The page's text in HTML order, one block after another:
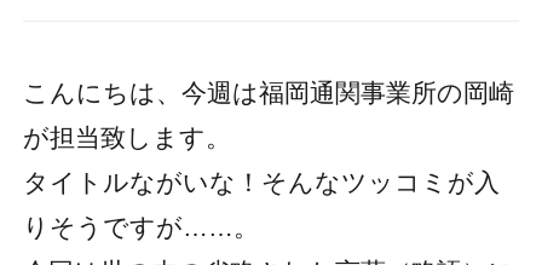
こんにちは、今週は福岡通関事業所の岡崎
が担当致します。
タイトルながいな！そんなツッコミが入
りそうですが……。